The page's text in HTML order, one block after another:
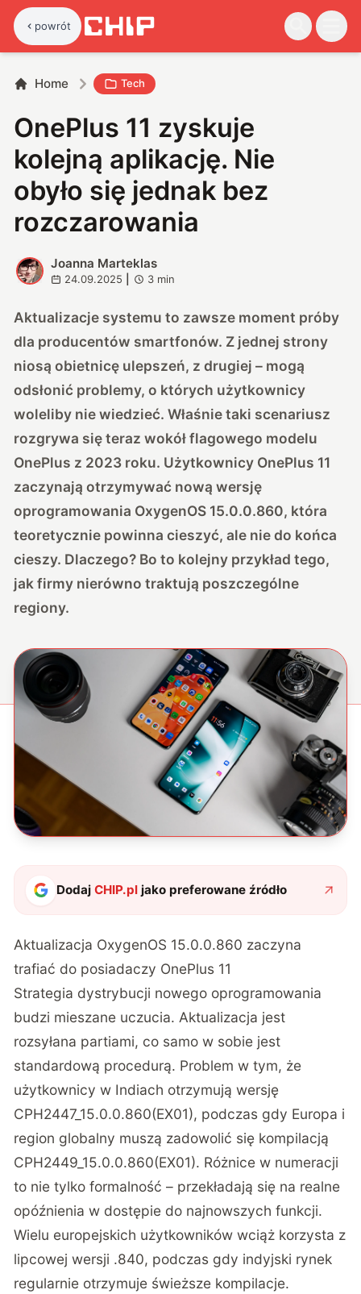
powrót
Home Tech
OnePlus 11 zyskuje
kolejną aplikację. Nie
obyło się jednak bez
rozczarowania
J
Joanna Marteklas
24.09.2025 3 min
Aktualizacje systemu to zawsze moment próby
dla producentów smartfonów. Z jednej strony
niosą obietnicę ulepszeń, z drugiej – mogą
odsłonić problemy, o których użytkownicy
woleliby nie wiedzieć. Właśnie taki scenariusz
rozgrywa się teraz wokół flagowego modelu
OnePlus z 2023 roku. Użytkownicy OnePlus 11
zaczynają otrzymywać nową wersję
oprogramowania OxygenOS 15.0.0.860, która
teoretycznie powinna cieszyć, ale nie do końca
cieszy. Dlaczego? Bo to kolejny przykład tego,
jak firmy nierówno traktują poszczególne
regiony.
DodajCHIP.pl jako preferowane źródło
Aktualizacja OxygenOS 15.0.0.860 zaczyna
trafiać do posiadaczy OnePlus 11
Strategia dystrybucji nowego oprogramowania
budzi mieszane uczucia. Aktualizacja jest
rozsyłana partiami, co samo w sobie jest
standardową procedurą. Problem w tym, że
użytkownicy w Indiach otrzymują wersję
CPH2447_15.0.0.860(EX01), podczas gdy Europa i
region globalny muszą zadowolić się kompilacją
CPH2449_15.0.0.860(EX01). Różnice w numeracji
to nie tylko formalność – przekładają się na realne
opóźnienia w dostępie do najnowszych funkcji.
Wielu europejskich użytkowników wciąż korzysta z
lipcowej wersji .840, podczas gdy indyjski rynek
regularnie otrzymuje świeższe kompilacje.